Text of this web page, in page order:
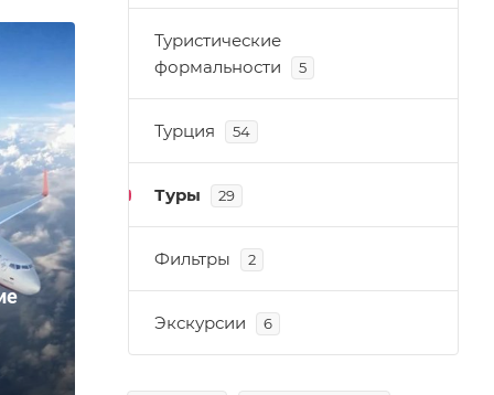
Туристические
формальности
5
Турция 54
Туры 29
Фильтры 2
Экскурсии 6